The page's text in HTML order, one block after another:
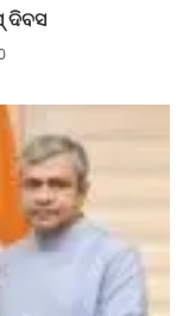
ଦିବସ